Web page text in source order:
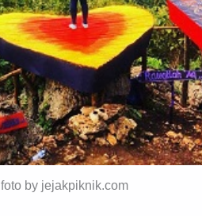
foto by jejakpiknik.com